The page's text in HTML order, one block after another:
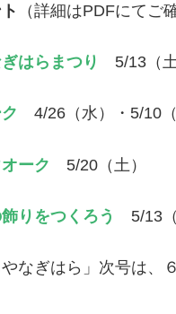
（詳細はPDFにてご
はらまつり 5/13（土
4/26（水）・5/10（
ーク 5/20（土）
りをつくろう 5/13（
なぎはら」次号は、